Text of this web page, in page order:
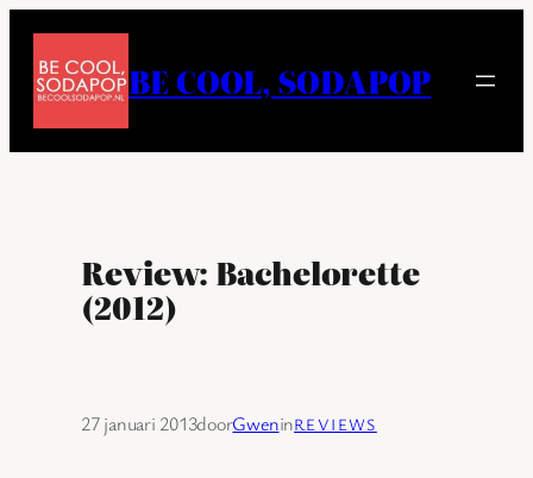
naar
inhoud
BE COOL, SODAPOP
Review: Bachelorette
(2012)
27 januari 2013doorGweninREVIEWS